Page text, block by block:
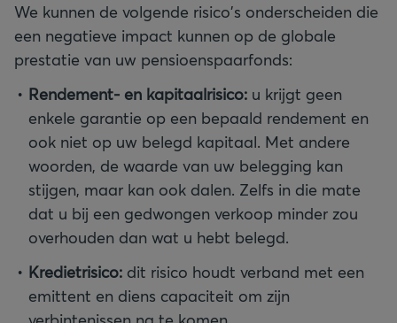
We kunnen de volgende risico's onderscheiden die
een negatieve impact kunnen op de globale
prestatie van uw pensioenspaarfonds:
Rendement- en kapitaalrisico: u krijgt geen
enkele garantie op een bepaald rendement en
ook niet op uw belegd kapitaal. Met andere
woorden, de waarde van uw belegging kan
stijgen, maar kan ook dalen. Zelfs in die mate
dat u bij een gedwongen verkoop minder zou
overhouden dan wat u hebt belegd.
Kredietrisico: dit risico houdt verband met een
emittent en diens capaciteit om zijn